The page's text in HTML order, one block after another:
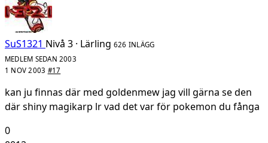
SuS1321 Nivå 3 · Lärling 626 INLÄGG
MEDLEM SEDAN 2003
1 NOV 2003 #17
kan ju finnas där med goldenmew jag vill gärna se den
där shiny magikarp lr vad det var för pokemon du fånga
0